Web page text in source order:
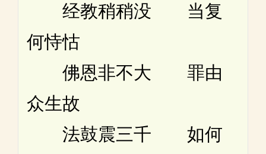
经教稍稍没 当复
何恃怙
佛恩非不大 罪由
众生故
法鼓震三千 如何